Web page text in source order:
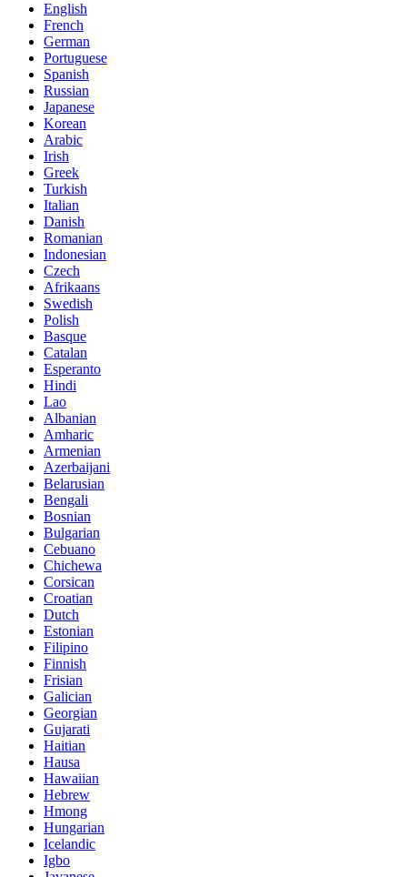
English
French
German
Portuguese
Spanish
Russian
Japanese
Korean
Arabic
Irish
Greek
Turkish
Italian
Danish
Romanian
Indonesian
Czech
Afrikaans
Swedish
Polish
Basque
Catalan
Esperanto
Hindi
Lao
Albanian
Amharic
Armenian
Azerbaijani
Belarusian
Bengali
Bosnian
Bulgarian
Cebuano
Chichewa
Corsican
Croatian
Dutch
Estonian
Filipino
Finnish
Frisian
Galician
Georgian
Gujarati
Haitian
Hausa
Hawaiian
Hebrew
Hmong
Hungarian
Icelandic
Igbo